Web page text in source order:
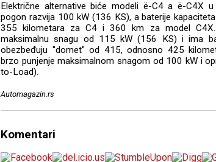
Električne alternative biće modeli ë-C4 a ë-C4X
pogon razvija 100 kW (136 KS), a baterije
355 kilometara za C4 i 360 km za model C4X.
maksimalnu snagu od 115 kW (156 KS) i ima
obezbeđuju "domet" od 415, odnosno 425
brzo punjenje maksimalnom snagom od 100 kW i
to-Load).
Automagazin.rs
Komentari